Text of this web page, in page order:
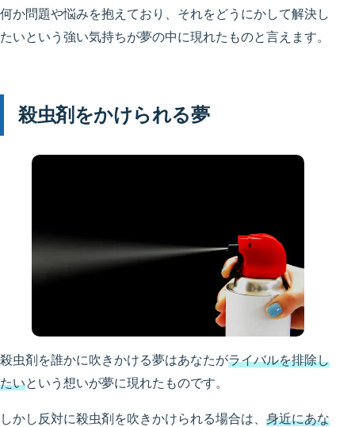
何か問題や悩みを抱えており、それをどうにかして解決し
たいという強い気持ちが夢の中に現れたものと言えます。
殺虫剤をかけられる夢
殺虫剤を誰かに吹きかける夢はあなたがライバルを排除し
たいという想いが夢に現れたものです。
しかし反対に殺虫剤を吹きかけられる場合は、 身近にあな